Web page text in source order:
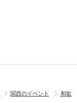
関西のイベント
和歌